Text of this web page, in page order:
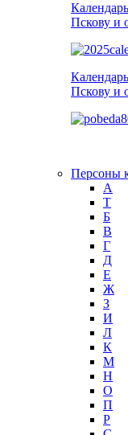
Пскову и
Пскову и
Персоны
А
T
Б
В
Г
Д
Е
Ж
З
И
Л
К
М
Н
О
П
Р